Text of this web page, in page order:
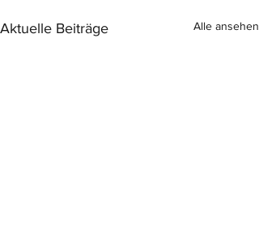
Aktuelle Beiträge Alle ansehen